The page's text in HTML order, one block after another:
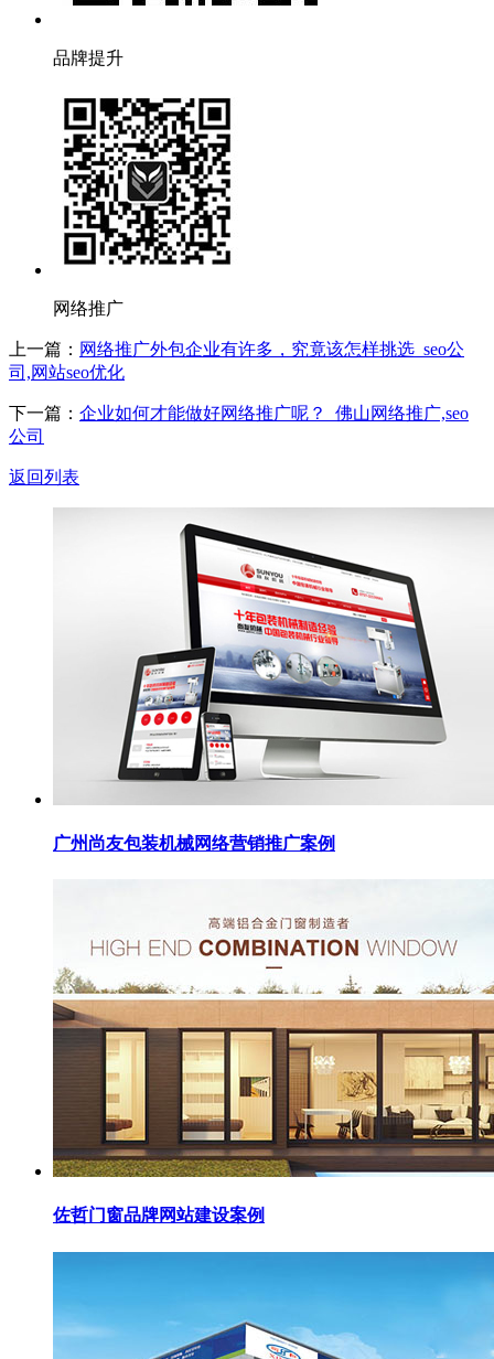
品牌提升
网络推广
上一篇： 网络推广外包企业有许多，究竟该怎样挑选_seo公
司,网站seo优化
下一篇： 企业如何才能做好网络推广呢？_佛山网络推广,seo
公司
返回列表
广州尚友包装机械网络营销推广案例
佐哲门窗品牌网站建设案例